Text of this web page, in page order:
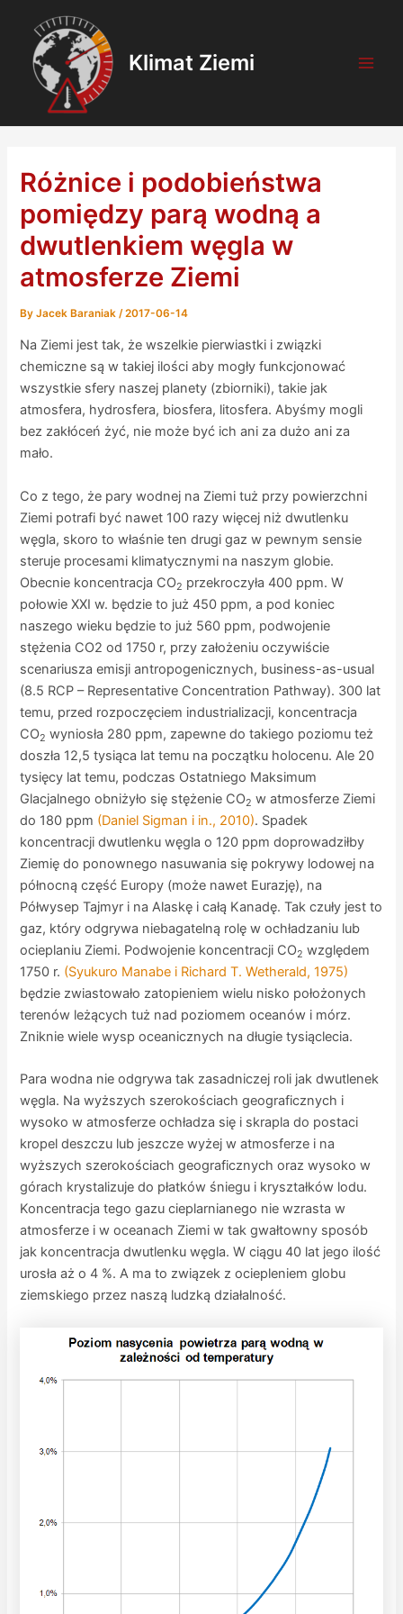
content
Klimat Ziemi
Różnice i podobieństwa
pomiędzy parą wodną a
dwutlenkiem węgla w
atmosferze Ziemi
ByJacek Baraniak/2017-06-14
Na Ziemi jest tak, że wszelkie pierwiastki i związki
chemiczne są w takiej ilości aby mogły funkcjonować
wszystkie sfery naszej planety (zbiorniki), takie jak
atmosfera, hydrosfera, biosfera, litosfera. Abyśmy mogli
bez zakłóceń żyć, nie może być ich ani za dużo ani za
mało.
Co z tego, że pary wodnej na Ziemi tuż przy powierzchni
Ziemi potrafi być nawet 100 razy więcej niż dwutlenku
węgla, skoro to właśnie ten drugi gaz w pewnym sensie
steruje procesami klimatycznymi na naszym globie.
Obecnie koncentracja CO2 przekroczyła 400 ppm. W
połowie XXI w. będzie to już 450 ppm, a pod koniec
naszego wieku będzie to już 560 ppm, podwojenie
stężenia CO2 od 1750 r, przy założeniu oczywiście
scenariusza emisji antropogenicznych, business-as-usual
(8.5 RCP – Representative Concentration Pathway). 300 lat
temu, przed rozpoczęciem industrializacji, koncentracja
CO2 wyniosła 280 ppm, zapewne do takiego poziomu też
doszła 12,5 tysiąca lat temu na początku holocenu. Ale 20
tysięcy lat temu, podczas Ostatniego Maksimum
Glacjalnego obniżyło się stężenie CO2 w atmosferze Ziemi
do 180 ppm (Daniel Sigman i in., 2010). Spadek
koncentracji dwutlenku węgla o 120 ppm doprowadziłby
Ziemię do ponownego nasuwania się pokrywy lodowej na
północną część Europy (może nawet Eurazję), na
Półwysep Tajmyr i na Alaskę i całą Kanadę. Tak czuły jest to
gaz, który odgrywa niebagatelną rolę w ochładzaniu lub
ocieplaniu Ziemi. Podwojenie koncentracji CO2 względem
1750 r. (Syukuro Manabe i Richard T. Wetherald, 1975)
będzie zwiastowało zatopieniem wielu nisko położonych
terenów leżących tuż nad poziomem oceanów i mórz.
Zniknie wiele wysp oceanicznych na długie tysiąclecia.
Para wodna nie odgrywa tak zasadniczej roli jak dwutlenek
węgla. Na wyższych szerokościach geograficznych i
wysoko w atmosferze ochładza się i skrapla do postaci
kropel deszczu lub jeszcze wyżej w atmosferze i na
wyższych szerokościach geograficznych oraz wysoko w
górach krystalizuje do płatków śniegu i kryształków lodu.
Koncentracja tego gazu cieplarnianego nie wzrasta w
atmosferze i w oceanach Ziemi w tak gwałtowny sposób
jak koncentracja dwutlenku węgla. W ciągu 40 lat jego ilość
urosła aż o 4 %. A ma to związek z ociepleniem globu
ziemskiego przez naszą ludzką działalność.
navigation